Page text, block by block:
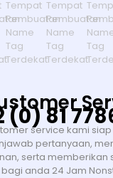
(0) 81
service kami
pertanyaan,
serta memberikan
bagi anda 24 Jam